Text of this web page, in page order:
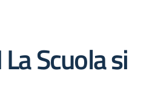
Scuola si